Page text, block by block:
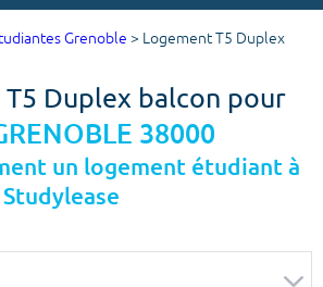
Votre recherche
€
Budget max
€
Grenoble > Logement T5 Duplex
T5 Duplex balcon pour
38000
un logement étudiant à